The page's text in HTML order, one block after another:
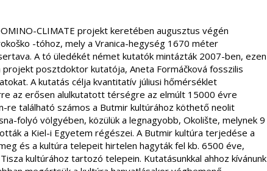
CLIMATE projekt keretében augusztus végén
-tóhoz, mely a Vranica-hegység 1670 méter
A tó üledékét német kutatók mintázták 2007-ben, ezen
posztdoktor kutatója, Aneta Formáčková fosszilis
A kutatás célja kvantitatív júliusi hőmérséklet
az erősen alulkutatott térségre az elmúlt 15000 évre
re található számos a Butmir kultúrához köthető neolit
folyó völgyében, közülük a legnagyobb, Okolište, melynek 9
a Kiel-i Egyetem régészei. A Butmir kultúra terjedése a
és a kultúra telepeit hirtelen hagyták fel kb. 6500 éve,
kultúrához tartozó telepein. Kutatásunkkal ahhoz kívánunk